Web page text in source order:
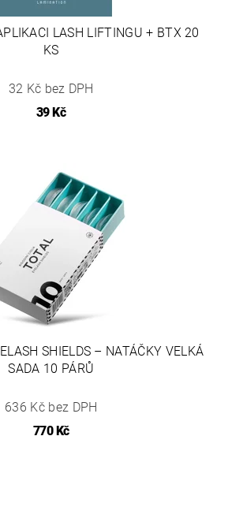
LASH LIFTINGU + BTX 20
KS
32 Kč bez DPH
39 Kč
SHIELDS – NATÁČKY VELKÁ
SADA 10 PÁRŮ
636 Kč bez DPH
770 Kč